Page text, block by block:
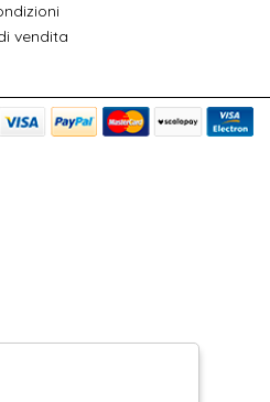
vendita